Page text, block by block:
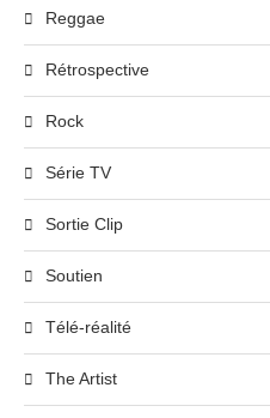
Reggae
Rétrospective
Rock
Série TV
Sortie Clip
Soutien
Télé-réalité
The Artist